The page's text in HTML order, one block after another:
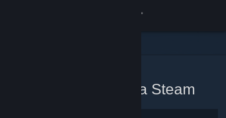
Umowa użytkownika Steam